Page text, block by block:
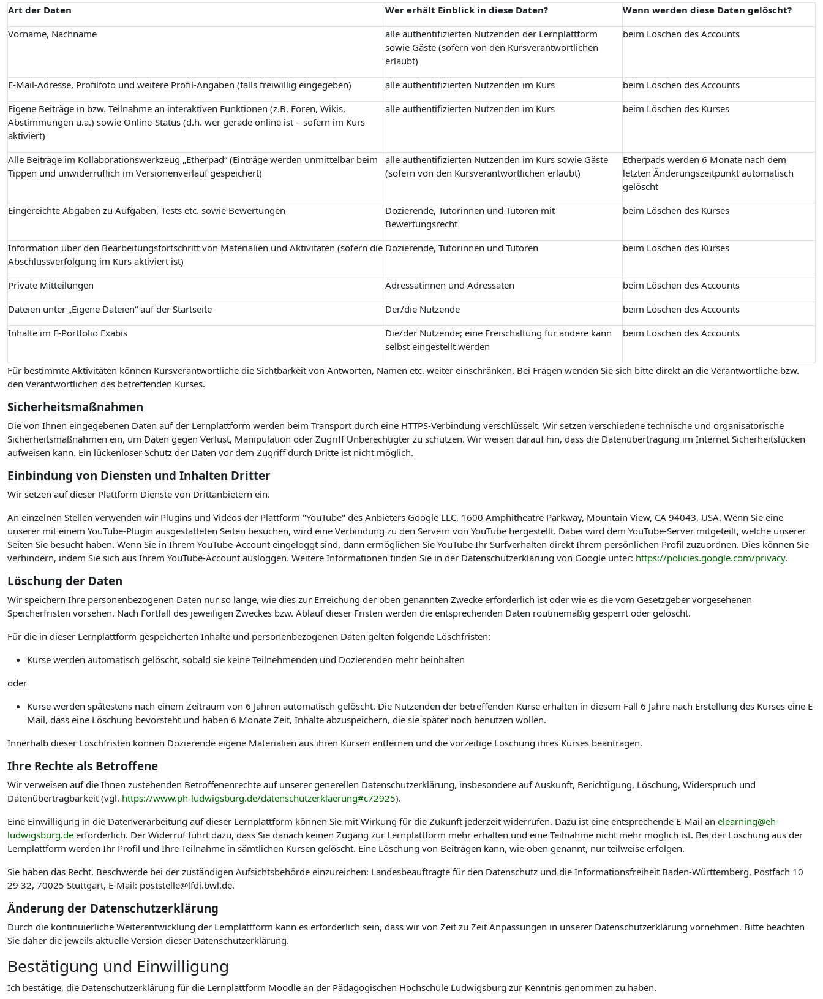
Art der Daten
Wer erhält Einblick in diese Daten?
Wann werden diese Daten gelöscht?
Vorname, Nachname
alle authentifizierten Nutzenden der Lernplattform
sowie Gäste (sofern von den Kursverantwortlichen
erlaubt)
beim Löschen des Accounts
E-Mail-Adresse, Profilfoto und weitere Profil-Angaben (falls freiwillig eingegeben) alle authentifizierten Nutzenden im Kurs
beim Löschen des Accounts
Eigene Beiträge in bzw. Teilnahme an interaktiven Funktionen (z.B. Foren, Wikis,
Abstimmungen u.a.) sowie Online-Status (d.h. wer gerade online ist – sofern im Kurs
aktiviert)
alle authentifizierten Nutzenden im Kurs beim Löschen des Kurses
Alle Beiträge im Kollaborationswerkzeug „Etherpad“ (Einträge werden unmittelbar beim
Tippen und unwiderruflich im Versionenverlauf gespeichert)
alle authentifizierten Nutzenden im Kurs sowie Gäste
(sofern von den Kursverantwortlichen erlaubt)
Etherpads werden 6 Monate nach dem
letzten Änderungszeitpunkt automatisch
gelöscht
Eingereichte Abgaben zu Aufgaben, Tests etc. sowie Bewertungen
Dozierende, Tutorinnen und Tutoren mit
Bewertungsrecht
beim Löschen des Kurses
Information über den Bearbeitungsfortschritt von Materialien und Aktivitäten (sofern die
Abschlussverfolgung im Kurs aktiviert ist)
Dozierende, Tutorinnen und Tutoren beim Löschen des Kurses
Private Mitteilungen Adressatinnen und Adressaten
beim Löschen des Accounts
Dateien unter „Eigene Dateien“ auf der Startseite
Der/die Nutzende
beim Löschen des Accounts
Inhalte im E-Portfolio Exabis
Die/der Nutzende; eine Freischaltung für andere kann
selbst eingestellt werden
beim Löschen des Accounts
Für bestimmte Aktivitäten können Kursverantwortliche die Sichtbarkeit von Antworten, Namen etc. weiter einschränken. Bei Fragen wenden Sie sich bitte direkt an die Verantwortliche bzw.
den Verantwortlichen des betreffenden Kurses.
Sicherheitsmaßnahmen
Die von Ihnen eingegebenen Daten auf der Lernplattform werden beim Transport durch eine HTTPS-Verbindung verschlüsselt. Wir setzen verschiedene technische und organisatorische
Sicherheitsmaßnahmen ein, um Daten gegen Verlust, Manipulation oder Zugriff Unberechtigter zu schützen. Wir weisen darauf hin, dass die Datenübertragung im Internet Sicherheitslücken
aufweisen kann. Ein lückenloser Schutz der Daten vor dem Zugriff durch Dritte ist nicht möglich.
Einbindung von Diensten und Inhalten Dritter
Wir setzen auf dieser Plattform Dienste von Drittanbietern ein.
An einzelnen Stellen verwenden wir Plugins und Videos der Plattform "YouTube" des Anbieters Google LLC, 1600 Amphitheatre Parkway, Mountain View, CA 94043, USA. Wenn Sie eine
unserer mit einem YouTube-Plugin ausgestatteten Seiten besuchen, wird eine Verbindung zu den Servern von YouTube hergestellt. Dabei wird dem YouTube-Server mitgeteilt, welche unserer
Seiten Sie besucht haben. Wenn Sie in Ihrem YouTube-Account eingeloggt sind, dann ermöglichen Sie YouTube Ihr Surfverhalten direkt Ihrem persönlichen Profil zuzuordnen. Dies können Sie
verhindern, indem Sie sich aus Ihrem YouTube-Account ausloggen. Weitere Informationen finden Sie in der Datenschutzerklärung von Google unter: https://policies.google.com/privacy.
Löschung der Daten
Wir speichern Ihre personenbezogenen Daten nur so lange, wie dies zur Erreichung der oben genannten Zwecke erforderlich ist oder wie es die vom Gesetzgeber vorgesehenen
Speicherfristen vorsehen. Nach Fortfall des jeweiligen Zweckes bzw. Ablauf dieser Fristen werden die entsprechenden Daten routinemäßig gesperrt oder gelöscht.
Für die in dieser Lernplattform gespeicherten Inhalte und personenbezogenen Daten gelten folgende Löschfristen:
Kurse werden automatisch gelöscht, sobald sie keine Teilnehmenden und Dozierenden mehr beinhalten
oder
Kurse werden spätestens nach einem Zeitraum von 6 Jahren automatisch gelöscht. Die Nutzenden der betreffenden Kurse erhalten in diesem Fall 6 Jahre nach Erstellung des Kurses eine E-
Mail, dass eine Löschung bevorsteht und haben 6 Monate Zeit, Inhalte abzuspeichern, die sie später noch benutzen wollen.
Innerhalb dieser Löschfristen können Dozierende eigene Materialien aus ihren Kursen entfernen und die vorzeitige Löschung ihres Kurses beantragen.
Ihre Rechte als Betroffene
Wir verweisen auf die Ihnen zustehenden Betroffenenrechte auf unserer generellen Datenschutzerklärung, insbesondere auf Auskunft, Berichtigung, Löschung, Widerspruch und
Datenübertragbarkeit (vgl. https://www.ph-ludwigsburg.de/datenschutzerklaerung#c72925).
Eine Einwilligung in die Datenverarbeitung auf dieser Lernplattform können Sie mit Wirkung für die Zukunft jederzeit widerrufen. Dazu ist eine entsprechende E-Mail an elearning@eh-
ludwigsburg.de erforderlich. Der Widerruf führt dazu, dass Sie danach keinen Zugang zur Lernplattform mehr erhalten und eine Teilnahme nicht mehr möglich ist. Bei der Löschung aus der
Lernplattform werden Ihr Profil und Ihre Teilnahme in sämtlichen Kursen gelöscht. Eine Löschung von Beiträgen kann, wie oben genannt, nur teilweise erfolgen.
Sie haben das Recht, Beschwerde bei der zuständigen Aufsichtsbehörde einzureichen: Landesbeauftragte für den Datenschutz und die Informationsfreiheit Baden-Württemberg, Postfach 10
29 32, 70025 Stuttgart, E-Mail: poststelle@lfdi.bwl.de.
Änderung der Datenschutzerklärung
Durch die kontinuierliche Weiterentwicklung der Lernplattform kann es erforderlich sein, dass wir von Zeit zu Zeit Anpassungen in unserer Datenschutzerklärung vornehmen. Bitte beachten
Sie daher die jeweils aktuelle Version dieser Datenschutzerklärung.
Bestätigung und Einwilligung
Ich bestätige, die Datenschutzerklärung für die Lernplattform Moodle an der Pädagogischen Hochschule Ludwigsburg zur Kenntnis genommen zu haben.